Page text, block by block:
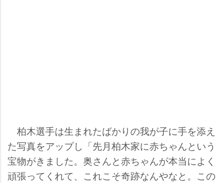
柏木選手は生まれたばかりの我が子に手を添え
た写真をアップし「先月柏木家に赤ちゃんという
宝物がきました。奥さんと赤ちゃんが本当によく
頑張ってくれて、これこそ奇跡なんやなと。この